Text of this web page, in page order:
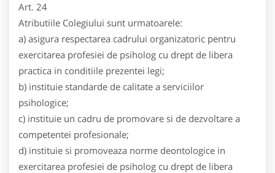
Art. 24
Atributiile Colegiului sunt urmatoarele:
a) asigura respectarea cadrului organizatoric pentru
exercitarea profesiei de psiholog cu drept de libera
practica in conditiile prezentei legi;
b) instituie standarde de calitate a serviciilor
psihologice;
c) instituie un cadru de promovare si de dezvoltare a
competentei profesionale;
d) instituie si promoveaza norme deontologice in
exercitarea profesiei de psiholog cu drept de libera